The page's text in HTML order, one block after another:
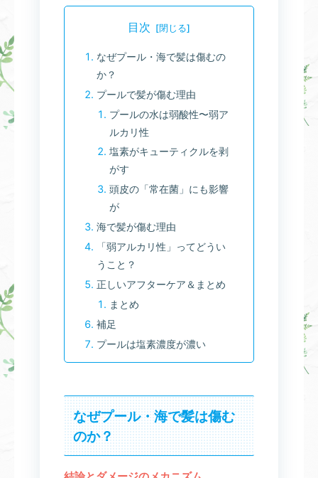
目次
なぜプール・海で髪は傷むの
か？
プールで髪が傷む理由
プールの水は弱酸性〜弱ア
ルカリ性
塩素がキューティクルを剥
がす
頭皮の「常在菌」にも影響
が
海で髪が傷む理由
「弱アルカリ性」ってどうい
うこと？
正しいアフターケア＆まとめ
まとめ
補足
プールは塩素濃度が濃い
なぜプール・海で髪は傷む
のか？